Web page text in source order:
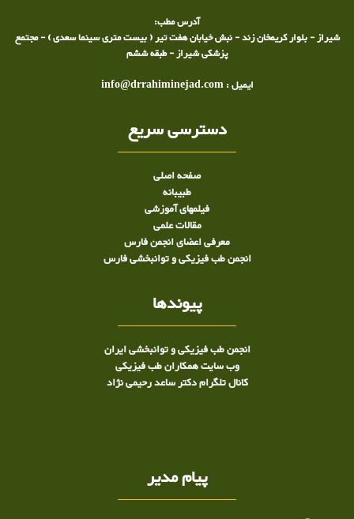
آدرس مطب:
شیراز - بلوار کریمخان زند - نبش خیابان هفت تیر ( بیست متری سینما سعدی ) - مجتمع
پزشکی شیراز - طبقه ششم
ایمیل : info@drrahiminejad.com
دسترسی سریع
صفحه اصلی
طبيبانه
فیلمهای آموزشی
مقالات علمی
معرفی اعضای انجمن فارس
انجمن طب فیزیکی و توانبخشی فارس
پیوندها
انجمن طب فیزیکی و توانبخشی ایران
وب سایت همکاران طب فیزیکی
کانال تلگرام دکتر ساعد رحیمی نژاد
پیام مدیر